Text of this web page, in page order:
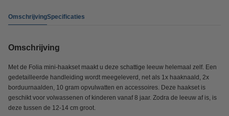
OmschrijvingSpecificaties
Omschrijving
Met de Folia mini-haakset maakt u deze schattige leeuw helemaal zelf. Een
gedetailleerde handleiding wordt meegeleverd, net als 1x haaknaald, 2x
borduurnaalden, 10 gram opvulwatten en accessoires. Deze haakset is
geschikt voor volwassenen of kinderen vanaf 8 jaar. Zodra de leeuw af is, is
deze tussen de 12-14 cm groot.